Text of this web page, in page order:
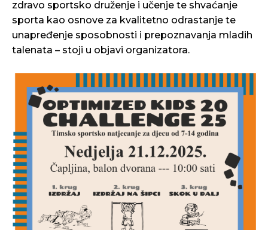
zdravo sportsko druženje i učenje te shvaćanje
sporta kao osnove za kvalitetno odrastanje te
unapređenje sposobnosti i prepoznavanja mladih
talenata – stoji u objavi organizatora.